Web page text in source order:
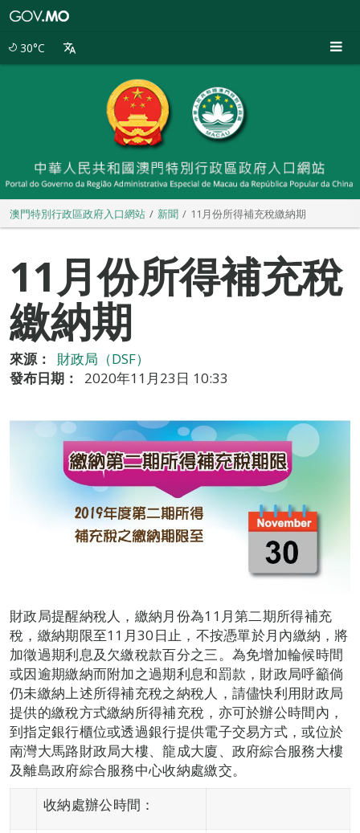
30°C
澳門特別行政區政府入口網站 新聞 11月份所得補充稅繳納期
11月份所得補充稅
繳納期
來源：
財政局（DSF）
發布日期：
2020年11月23日 10:33
財政局提醒納稅人，繳納月份為11月第二期所得補充
稅，繳納期限至11月30日止，不按憑單於月內繳納，將
加徵過期利息及欠繳稅款百分之三。為免增加輪候時間
或因逾期繳納而附加之過期利息和罰款，財政局呼籲倘
仍未繳納上述所得補充稅之納稅人，請儘快利用財政局
提供的繳稅方式繳納所得補充稅，亦可於辦公時間內，
到指定銀行櫃位或透過銀行提供電子交易方式，或位於
南灣大馬路財政局大樓、龍成大廈、政府綜合服務大樓
及離島政府綜合服務中心收納處繳交。
收納處辦公時間：